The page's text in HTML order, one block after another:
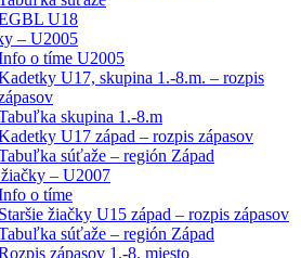
U18
– U2005
o tíme U2005
U17, skupina 1.-8.m. – rozpis
skupina 1.-8.m
U17 západ – rozpis zápasov
súťaže – región Západ
žiačky – U2007
o tíme
Staršie žiačky U15 západ – rozpis zápasov
súťaže – región Západ
zápasov 1.-8. miesto